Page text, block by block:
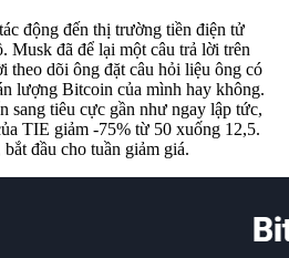
động đến thị trường tiền điện tử
Musk đã để lại một câu trả lời trên
theo dõi ông đặt câu hỏi liệu ông có
lượng Bitcoin của mình hay không.
sang tiêu cực gần như ngay lập tức,
TIE giảm -75% từ 50 xuống 12,5.
đầu cho tuần giảm giá.